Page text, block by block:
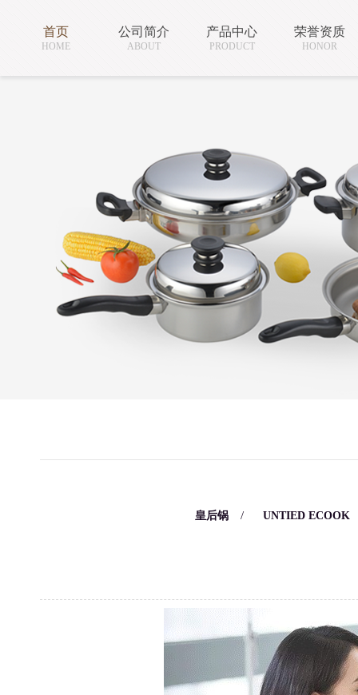
首页
HOME
公司简介
ABOUT
产品中心
PRODUCT
荣誉资质
HONOR
皇后锅 / UNTIED ECOOK